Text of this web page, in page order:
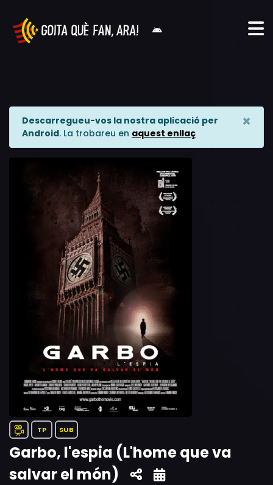
Descarregueu-vos la nostra aplicació per
Android. La trobareu en aquest enllaç
×
TP SUB
Garbo, l'espia (L'home que va
salvar el món)